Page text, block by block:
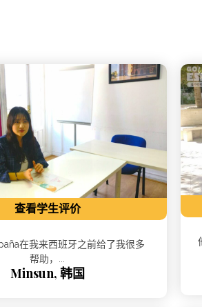
查看学生评价
在我来西班牙之前给了我很多
帮助，...
Minsun, 韩国